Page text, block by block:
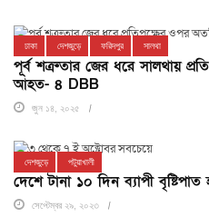
ঢাকা দেশজুড়ে ফরিদপুর সালথা
পূর্ব শত্রুতার জের ধরে সালথায়
আহত- ৪ DBB
জুন ১৪, ২০২৫
দেশজুড়ে পটুয়াখালী
দেশে টানা ১০ দিন ব্যাপী বৃষ্টিপাত
সেপ্টেম্বর ২৯, ২০২৩